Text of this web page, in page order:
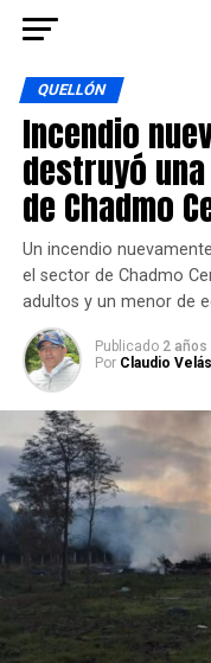
QUELLÓN
Incendio
destruyó
de Chadmo
Un incendio
el sector de Chadmo
adultos y un menor de
Publicado 2 años
Por Claudio
Ir